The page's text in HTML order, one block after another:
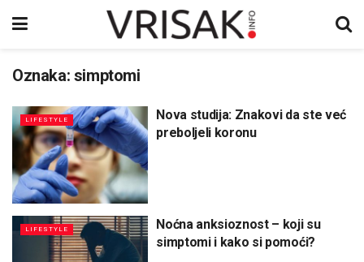
Oznaka: simptomi
LIFESTYLE
Nova studija: Znakovi da ste već
preboljeli koronu
LIFESTYLE
Noćna anksioznost – koji su
simptomi i kako si pomoći?